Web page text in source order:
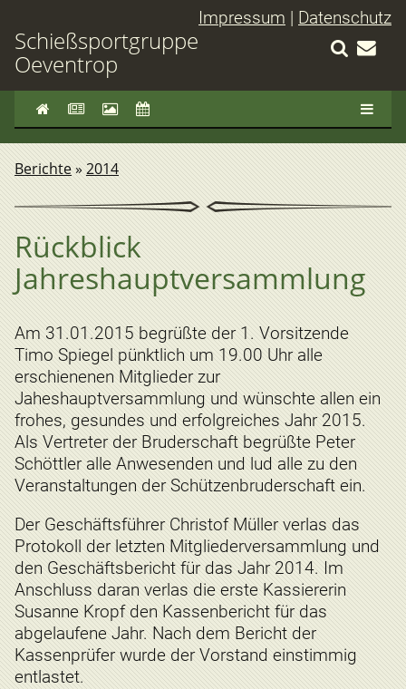
Impressum | Datenschutz
Schießsportgruppe
Oeventrop
Berichte» 2014
Rückblick
Jahreshauptversammlung
Am 31.01.2015 begrüßte der 1. Vorsitzende
Timo Spiegel pünktlich um 19.00 Uhr alle
erschienenen Mitglieder zur
Jaheshauptversammlung und wünschte allen ein
frohes, gesundes und erfolgreiches Jahr 2015.
Als Vertreter der Bruderschaft begrüßte Peter
Schöttler alle Anwesenden und lud alle zu den
Veranstaltungen der Schützenbruderschaft ein.
Der Geschäftsführer Christof Müller verlas das
Protokoll der letzten Mitgliederversammlung und
den Geschäftsbericht für das Jahr 2014. Im
Anschluss daran verlas die erste Kassiererin
Susanne Kropf den Kassenbericht für das
abgelaufene Jahr. Nach dem Bericht der
Kassenprüfer wurde der Vorstand einstimmig
entlastet.